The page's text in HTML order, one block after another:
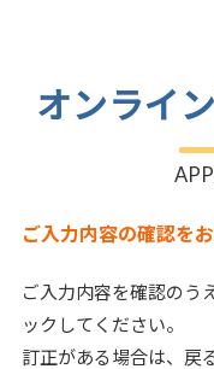
オンライ
ご入力内容の確認を
ご入力内容を確認のう
ックしてください。
訂正がある場合は、戻